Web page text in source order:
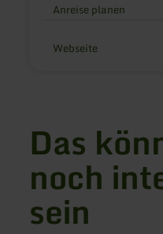
Anreise planen
Webseite
Das
noch
sein